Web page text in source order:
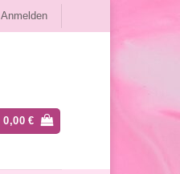
Anmelden
0,00€